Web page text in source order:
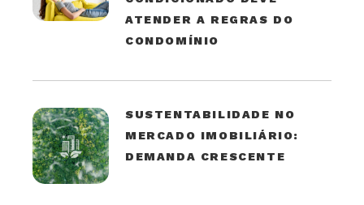
ATENDER A REGRAS DO
CONDOMÍNIO
SUSTENTABILIDADE NO
MERCADO IMOBILIÁRIO:
DEMANDA CRESCENTE